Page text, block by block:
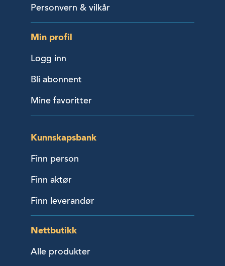
Personvern & vilkår
Min profil
Logg inn
Bli abonnent
Mine favoritter
Kunnskapsbank
Finn person
Finn aktør
Finn leverandør
Nettbutikk
Alle produkter